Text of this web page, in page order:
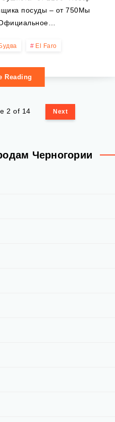
посуды – от 750Мы
Будва El Faro
Reading
2 of 14 Next
Черногории